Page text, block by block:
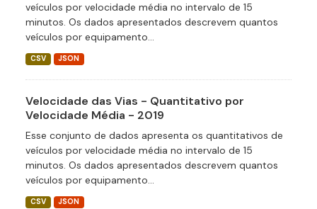
veículos por velocidade média no intervalo de 15
minutos. Os dados apresentados descrevem quantos
veículos por equipamento...
CSV JSON
Velocidade das Vias - Quantitativo por
Velocidade Média - 2019
Esse conjunto de dados apresenta os quantitativos de
veículos por velocidade média no intervalo de 15
minutos. Os dados apresentados descrevem quantos
veículos por equipamento...
CSV JSON